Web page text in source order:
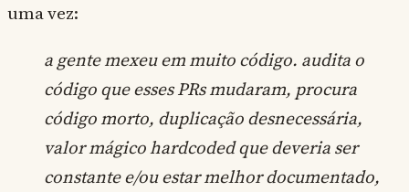
uma vez:
a gente mexeu em muito código. audita o
código que esses PRs mudaram, procura
código morto, duplicação desnecessária,
valor mágico hardcoded que deveria ser
constante e/ou estar melhor documentado,